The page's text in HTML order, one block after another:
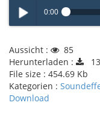
Play /
0:00
Aussicht :
85
Herunterladen :
13
File size : 454.69 Kb
Kategorien :
Download